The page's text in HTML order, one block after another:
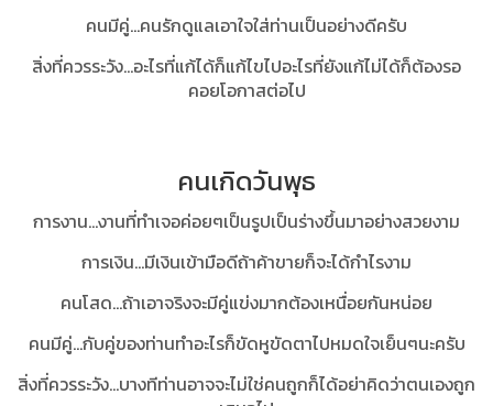
คนมีคู่...คนรักดูแลเอาใจใส่ท่านเป็นอย่างดีครับ
สิ่งที่ควรระวัง...อะไรที่แก้ได้ก็แก้ไขไปอะไรที่ยังแก้ไม่ได้ก็ต้องรอ
คอยโอกาสต่อไป
คนเกิดวันพุธ
การงาน...งานที่ทำเจอค่อยๆเป็นรูปเป็นร่างขึ้นมาอย่างสวยงาม
การเงิน...มีเงินเข้ามือดีถ้าค้าขายก็จะได้กำไรงาม
คนโสด...ถ้าเอาจริงจะมีคู่แข่งมากต้องเหนื่อยกันหน่อย
คนมีคู่...กับคู่ของท่านทำอะไรก็ขัดหูขัดตาไปหมดใจเย็นๆนะครับ
สิ่งที่ควรระวัง...บางทีท่านอาจจะไม่ใช่คนถูกก็ได้อย่าคิดว่าตนเองถูก